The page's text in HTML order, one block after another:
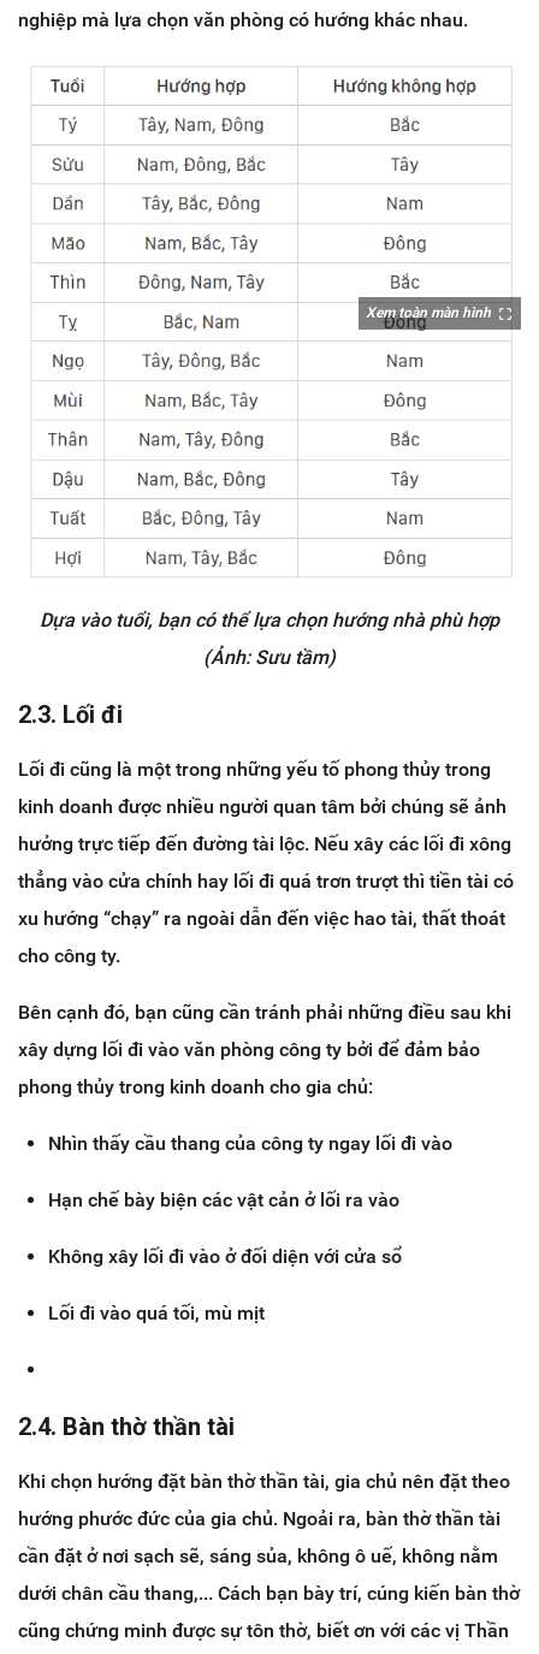
nghiệp mà lựa chọn văn phòng có hướng khác nhau.
Xem toàn màn hình
Dựa vào tuổi, bạn có thể lựa chọn hướng nhà phù hợp
(Ảnh: Sưu tầm)
2.3. Lối đi
Lối đi cũng là một trong những yếu tố phong thủy trong
kinh doanh được nhiều người quan tâm bởi chúng sẽ ảnh
hưởng trực tiếp đến đường tài lộc. Nếu xây các lối đi xông
thẳng vào cửa chính hay lối đi quá trơn trượt thì tiền tài có
xu hướng “chạy” ra ngoài dẫn đến việc hao tài, thất thoát
cho công ty.
Bên cạnh đó, bạn cũng cần tránh phải những điều sau khi
xây dựng lối đi vào văn phòng công ty bởi để đảm bảo
phong thủy trong kinh doanh cho gia chủ:
Nhìn thấy cầu thang của công ty ngay lối đi vào
Hạn chế bày biện các vật cản ở lối ra vào
Không xây lối đi vào ở đối diện với cửa sổ
Lối đi vào quá tối, mù mịt
2.4. Bàn thờ thần tài
Khi chọn hướng đặt bàn thờ thần tài, gia chủ nên đặt theo
hướng phước đức của gia chủ. Ngoải ra, bàn thờ thần tài
cần đặt ở nơi sạch sẽ, sáng sủa, không ô uế, không nằm
dưới chân cầu thang,... Cách bạn bày trí, cúng kiến bàn thờ
cũng chứng minh được sự tôn thờ, biết ơn với các vị Thần